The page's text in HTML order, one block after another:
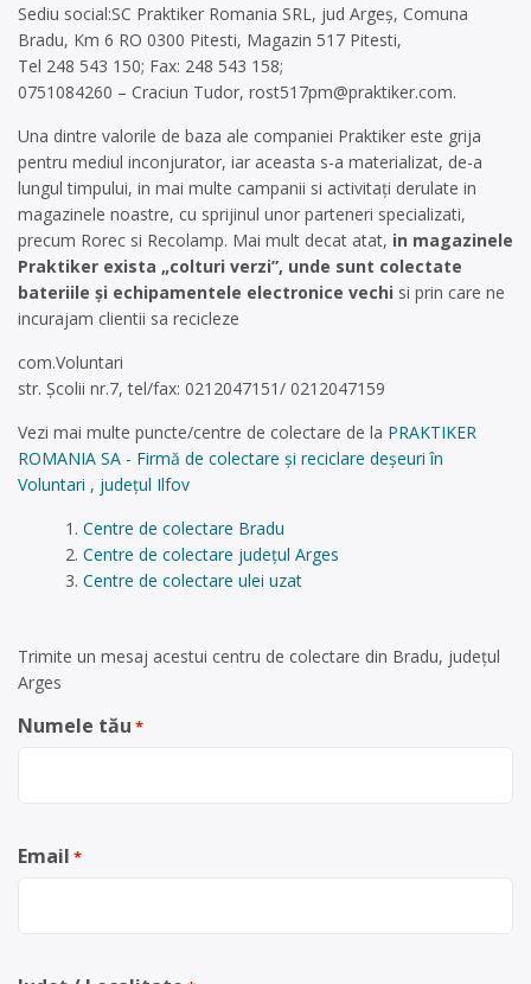
Sediu social:SC Praktiker Romania SRL, jud Argeș, Comuna
Bradu, Km 6 RO 0300 Pitesti, Magazin 517 Pitesti,
Tel 248 543 150; Fax: 248 543 158;
0751084260 – Craciun Tudor, rost517pm@praktiker.com.
Una dintre valorile de baza ale companiei Praktiker este grija
pentru mediul inconjurator, iar aceasta s-a materializat, de-a
lungul timpului, in mai multe campanii si activitaţi derulate in
magazinele noastre, cu sprijinul unor parteneri specializati,
precum Rorec si Recolamp. Mai mult decat atat, in magazinele
Praktiker exista „colturi verzi”, unde sunt colectate
bateriile și echipamentele electronice vechi si prin care ne
incurajam clientii sa recicleze
com.Voluntari
str. Școlii nr.7, tel/fax: 0212047151/ 0212047159
Vezi mai multe puncte/centre de colectare de la PRAKTIKER
ROMANIA SA - Firmă de colectare și reciclare deșeuri în
Voluntari , județul Ilfov
Centre de colectare Bradu
Centre de colectare județul Arges
Centre de colectare ulei uzat
Trimite un mesaj acestui centru de colectare din Bradu, județul
Arges
Numele tău *
Email *